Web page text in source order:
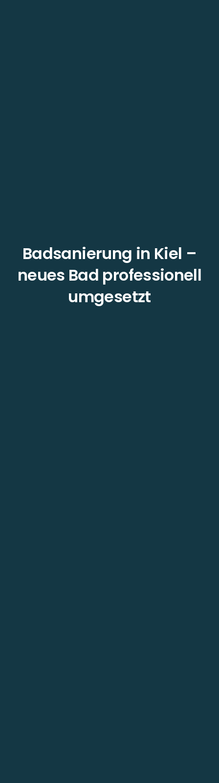
Badsanierung in Kiel –
neues Bad professionell
umgesetzt